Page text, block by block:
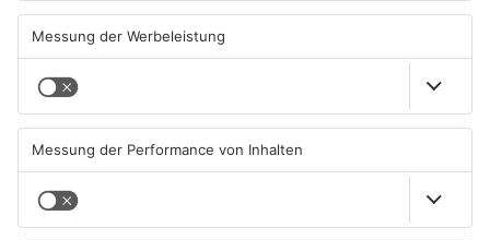
Brände in Seligenstadt,
Waldaschaff und zwischen
Hanau und Kahl
PRIMAVERALAND
leiden unter Trockenheit
04.08.2026, 15:07 UHR IN